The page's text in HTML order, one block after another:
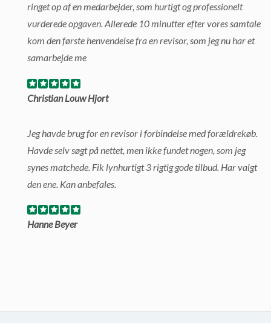
ringet op af en medarbejder, som hurtigt og professionelt
vurderede opgaven. Allerede 10 minutter efter vores samtale
kom den første henvendelse fra en revisor, som jeg nu har et
samarbejde me
Christian Louw Hjort
Jeg havde brug for en revisor i forbindelse med forældrekøb.
Havde selv søgt på nettet, men ikke fundet nogen, som jeg
synes matchede. Fik lynhurtigt 3 rigtig gode tilbud. Har valgt
den ene. Kan anbefales.
Hanne Beyer